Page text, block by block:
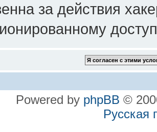
за действия
Powered by phpBB ©
Русская